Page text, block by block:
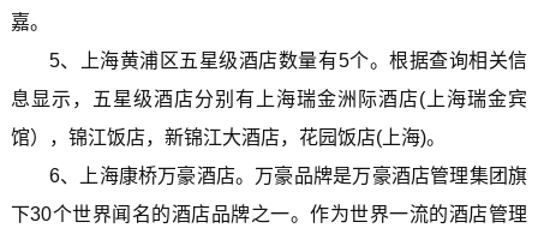
嘉。
5、上海黄浦区五星级酒店数量有5个。根据查询相关信
息显示，五星级酒店分别有上海瑞金洲际酒店(上海瑞金宾
馆），锦江饭店，新锦江大酒店，花园饭店(上海)。
6、上海康桥万豪酒店。万豪品牌是万豪酒店管理集团旗
下30个世界闻名的酒店品牌之一。作为世界一流的酒店管理